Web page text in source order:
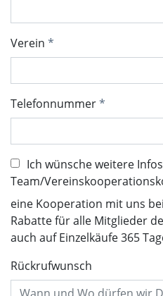
Verein
Telefonnummer
Ich wünsche weitere
Team/
eine Kooperation mit uns
Rabatte für alle Mitglieder
auch auf Einzelkäufe 365
Rückrufwunsch